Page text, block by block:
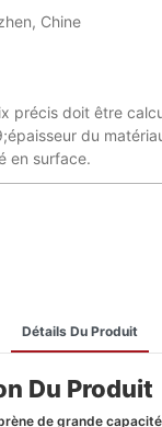
Chine
précis doit être
du
en surface.
Détails Du Produit
Du Produit
de grande